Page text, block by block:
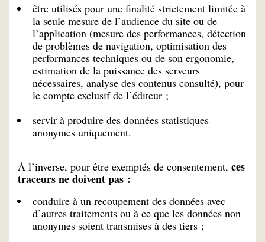
être utilisés pour une finalité strictement limitée à
la seule mesure de l’audience du site ou de
l’application (mesure des performances, détection
de problèmes de navigation, optimisation des
performances techniques ou de son ergonomie,
estimation de la puissance des serveurs
nécessaires, analyse des contenus consulté), pour
le compte exclusif de l’éditeur ;
servir à produire des données statistiques
anonymes uniquement.
À l’inverse, pour être exemptés de consentement, ces
traceurs ne doivent pas :
conduire à un recoupement des données avec
d’autres traitements ou à ce que les données non
anonymes soient transmises à des tiers ;